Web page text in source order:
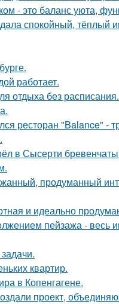
- это баланс уюта,
спокойный, тёплый
работает.
отдыха без расписания.
ресторан "Balance" -
в Сысерти
продуманный
и идеально
пейзажа - весь
квартир.
в Копенгагене.
проект,